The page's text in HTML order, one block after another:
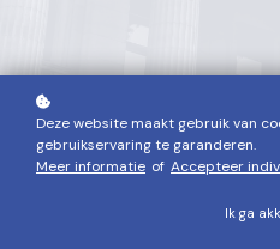
Deze website maakt gebruik van
gebruikservaring te garanderen.
Meer informatie of Accepteer
Ik ga